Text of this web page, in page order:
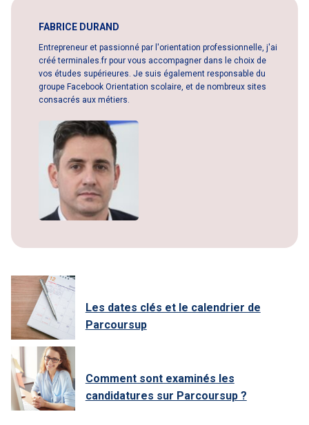
FABRICE DURAND
Entrepreneur et passionné par l'orientation professionnelle, j'ai
créé terminales.fr pour vous accompagner dans le choix de
vos études supérieures. Je suis également responsable du
groupe Facebook Orientation scolaire, et de nombreux sites
consacrés aux métiers.
Les dates clés et le calendrier de
Parcoursup
Comment sont examinés les
candidatures sur Parcoursup ?